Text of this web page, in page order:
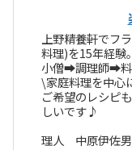
上野精養軒でフ
料理)を15年経験。
小僧➡️調理師➡️
\家庭料理を中心
ご希望のレシピ
しいです♪
理人 中原伊佐男